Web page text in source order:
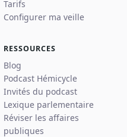
Tarifs
Configurer ma veille
RESSOURCES
Blog
Podcast Hémicycle
Invités du podcast
Lexique parlementaire
Réviser les affaires
publiques